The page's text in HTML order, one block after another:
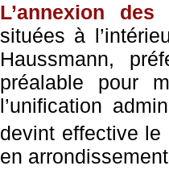
L’annexion des
situées à
Haussmann,
préalable pour
l’unification
devint effective le
en